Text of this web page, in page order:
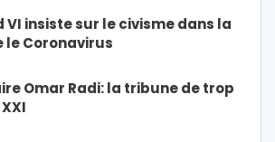
VI insiste sur le civisme dans la
Coronavirus
Omar Radi: la tribune de trop